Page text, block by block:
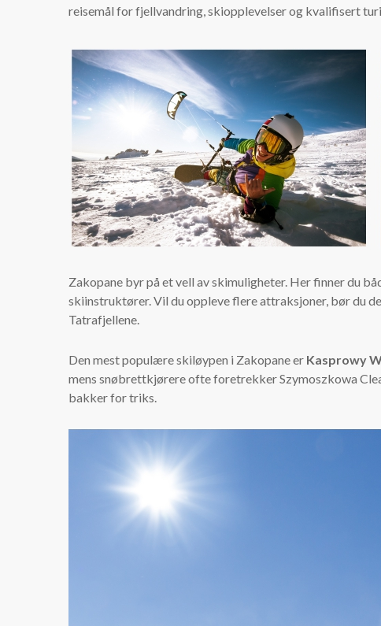
reisemål for fjellvandring, skiopplevelser og kvalifisert
Zakopane byr på et vell av skimuligheter. Her finner du
skiinstruktører. Vil du oppleve flere attraksjoner, bør du
Tatrafjellene.
Den mest populære skiløypen i Zakopane er Kasprowy
mens snøbrettkjørere ofte foretrekker Szymoszkowa
bakker for triks.